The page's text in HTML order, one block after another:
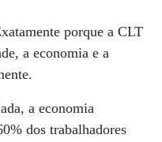
porque a CLT
a economia e a
a economia
dos trabalhadores